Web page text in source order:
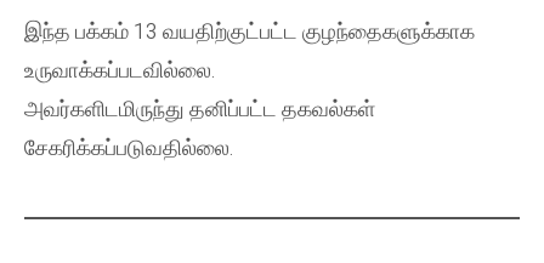
இந்த பக்கம் 13 வயதிற்குட்பட்ட குழந்தைகளுக்காக
உருவாக்கப்படவில்லை.
அவர்களிடமிருந்து தனிப்பட்ட தகவல்கள்
சேகரிக்கப்படுவதில்லை.